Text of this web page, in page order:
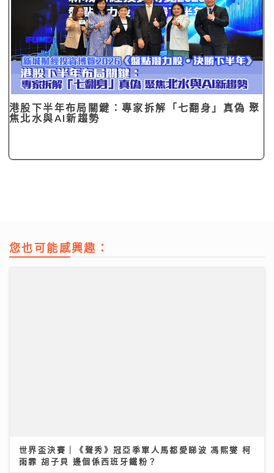
港股下半年布局關鍵：專家拆解「七翻身」真偽 聚
焦北水與AI新趨勢
您也可能感興趣：
世界盃決賽｜《聲秀》冠亞季軍人馬都愛睇波 馮熙燮 柯
雨霏 胡子貝 邊個係西班牙鐵粉？